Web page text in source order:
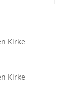
Kirke
Kirke